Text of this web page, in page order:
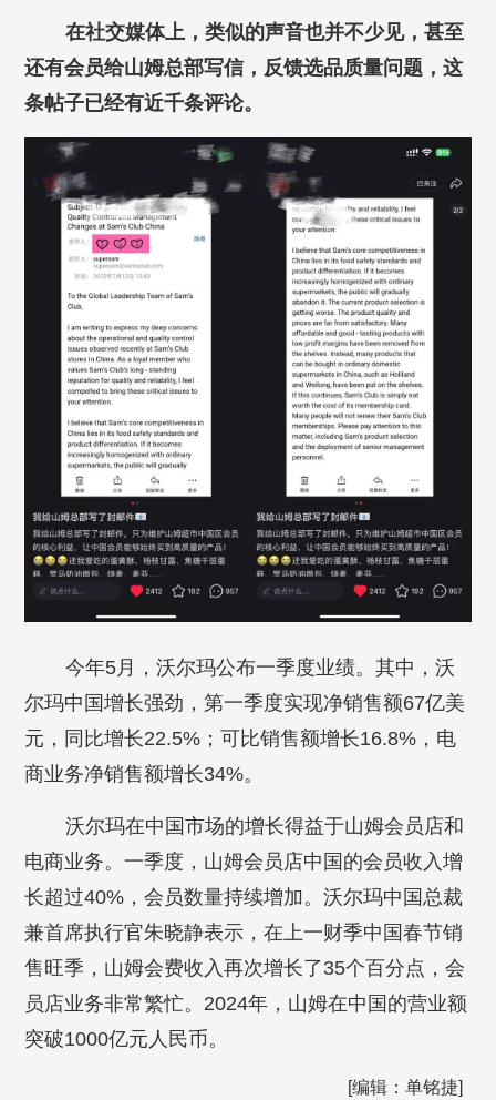
在社交媒体上，类似的声音也并不少见，甚至
还有会员给山姆总部写信，反馈选品质量问题，这
条帖子已经有近千条评论。
今年5月，沃尔玛公布一季度业绩。其中，沃
尔玛中国增长强劲，第一季度实现净销售额67亿美
元，同比增长22.5%；可比销售额增长16.8%，电
商业务净销售额增长34%。
沃尔玛在中国市场的增长得益于山姆会员店和
电商业务。一季度，山姆会员店中国的会员收入增
长超过40%，会员数量持续增加。沃尔玛中国总裁
兼首席执行官朱晓静表示，在上一财季中国春节销
售旺季，山姆会费收入再次增长了35个百分点，会
员店业务非常繁忙。2024年，山姆在中国的营业额
突破1000亿元人民币。
[编辑：单铭捷]